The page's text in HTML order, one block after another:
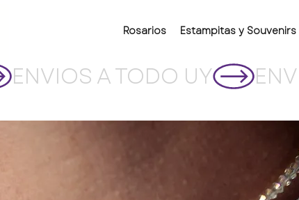
Rosarios Estampitas y Souvenirs